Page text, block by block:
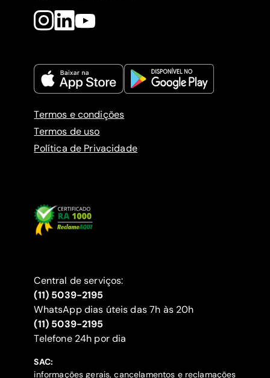
Termos e condições
Termos de uso
Política de Privacidade
Central de serviços:
(11) 5039-2195
WhatsApp dias úteis das 7h às 20h
(11) 5039-2195
‍Telefone 24h por dia
SAC:
informações gerais, cancelamentos e reclamações